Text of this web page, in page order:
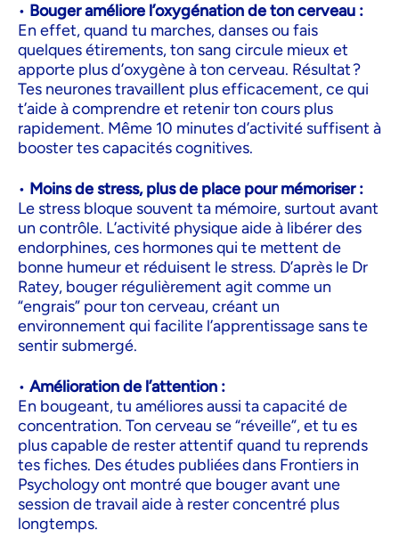
• Bouger améliore l’oxygénation de ton cerveau :
En effet, quand tu marches, danses ou fais
quelques étirements, ton sang circule mieux et
apporte plus d’oxygène à ton cerveau. Résultat ?
Tes neurones travaillent plus efficacement, ce qui
t’aide à comprendre et retenir ton cours plus
rapidement. Même 10 minutes d’activité suffisent à
booster tes capacités cognitives.
• Moins de stress, plus de place pour mémoriser :
Le stress bloque souvent ta mémoire, surtout avant
un contrôle. L’activité physique aide à libérer des
endorphines, ces hormones qui te mettent de
bonne humeur et réduisent le stress. D’après le Dr
Ratey, bouger régulièrement agit comme un
“engrais” pour ton cerveau, créant un
environnement qui facilite l’apprentissage sans te
sentir submergé.
• Amélioration de l’attention :
En bougeant, tu améliores aussi ta capacité de
concentration. Ton cerveau se “réveille”, et tu es
plus capable de rester attentif quand tu reprends
tes fiches. Des études publiées dans Frontiers in
Psychology ont montré que bouger avant une
session de travail aide à rester concentré plus
longtemps.